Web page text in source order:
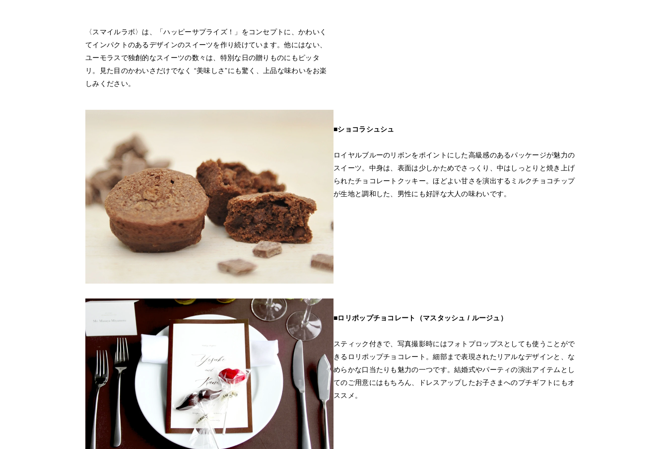
〈スマイルラボ〉は、「ハッピーサプライズ！」をコンセプトに、かわいく
てインパクトのあるデザインのスイーツを作り続けています。他にはない、
ユーモラスで独創的なスイーツの数々は、特別な日の贈りものにもピッタ
リ。見た目のかわいさだけでなく “美味しさ”にも驚く、上品な味わいをお楽
しみください。
■ショコラシュシュ
ロイヤルブルーのリボンをポイントにした高級感のあるパッケージが魅力の
スイーツ。中身は、表面は少しかためでさっくり、中はしっとりと焼き上げ
られたチョコレートクッキー。ほどよい甘さを演出するミルクチョコチップ
が生地と調和した、男性にも好評な大人の味わいです。
■ロリポップチョコレート（マスタッシュ / ルージュ）
スティック付きで、写真撮影時にはフォトプロップスとしても使うことがで
きるロリポップチョコレート。細部まで表現されたリアルなデザインと、な
めらかな口当たりも魅力の一つです。結婚式やパーティの演出アイテムとし
てのご用意にはもちろん、ドレスアップしたお子さまへのプチギフトにもオ
ススメ。